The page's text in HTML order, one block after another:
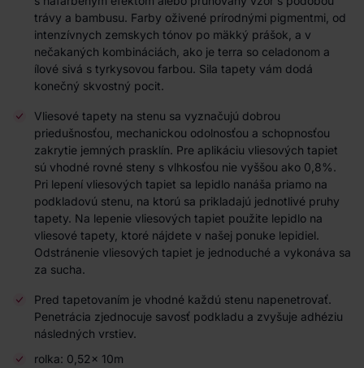
trávy a bambusu. Farby oživené prírodnými pigmentmi, od
intenzívnych zemskych tónov po mäkký prášok, a v
nečakaných kombináciách, ako je terra so celadonom a
ílové sivá s tyrkysovou farbou. Sila tapety vám dodá
konečný skvostný pocit.
Vliesové tapety na stenu sa vyznačujú dobrou
priedušnosťou, mechanickou odolnosťou a schopnosťou
zakrytie jemných prasklín. Pre aplikáciu vliesových tapiet
sú vhodné rovné steny s vlhkosťou nie vyššou ako 0,8%.
Pri lepení vliesových tapiet sa lepidlo nanáša priamo na
podkladovú stenu, na ktorú sa prikladajú jednotlivé pruhy
tapety. Na lepenie vliesových tapiet použite lepidlo na
vliesové tapety, ktoré nájdete v našej ponuke lepidiel.
Odstránenie vliesových tapiet je jednoduché a vykonáva sa
za sucha.
Pred tapetovaním je vhodné každú stenu napenetrovať.
Penetrácia zjednocuje savosť podkladu a zvyšuje adhéziu
následných vrstiev.
rolka: 0,52x 10m